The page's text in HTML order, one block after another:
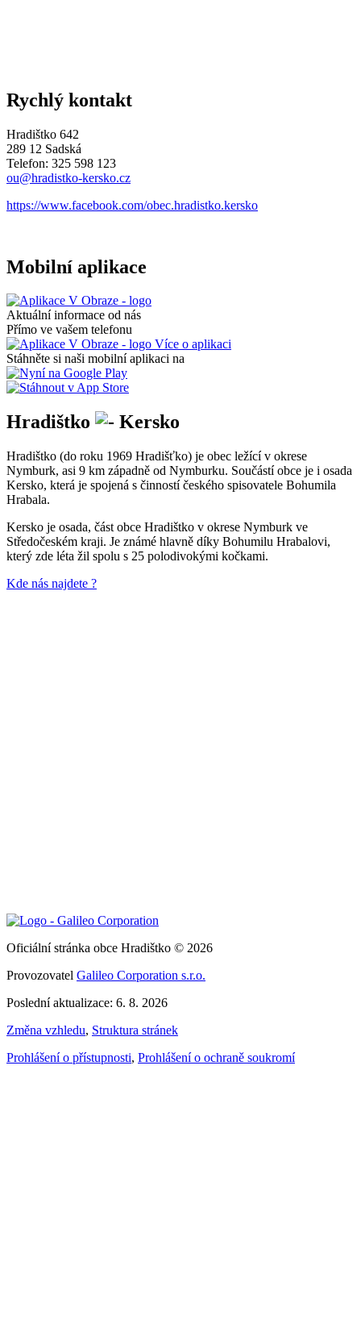
Rychlý kontakt
Hradištko 642
289 12 Sadská
Telefon: 325 598 123
ou@hradistko-kersko.cz
https://www.facebook.com/obec.hradistko.kersko
Mobilní aplikace
Aktuální informace od nás
Přímo ve vašem telefonu
Více o aplikaci
Stáhněte si naši mobilní aplikaci na
Hradištko Kersko
Hradištko (do roku 1969 Hradišťko) je obec ležící v okrese
Nymburk, asi 9 km západně od Nymburku. Součástí obce je i osada
Kersko, která je spojená s činností českého spisovatele Bohumila
Hrabala.
Kersko je osada, část obce Hradištko v okrese Nymburk ve
Středočeském kraji. Je známé hlavně díky Bohumilu Hrabalovi,
který zde léta žil spolu s 25 polodivokými kočkami.
Kde nás najdete ?
Oficiální stránka obce Hradištko © 2026
Provozovatel Galileo Corporation s.r.o.
Poslední aktualizace: 6. 8. 2026
Změna vzhledu, Struktura stránek
Prohlášení o přístupnosti, Prohlášení o ochraně soukromí